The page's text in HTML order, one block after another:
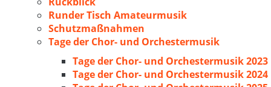
Runder Tisch Amateurmusik
Schutzmaßnahmen
Tage der Chor- und Orchestermusik
Tage der Chor- und Orchestermusik 2023
Tage der Chor- und Orchestermusik 2024